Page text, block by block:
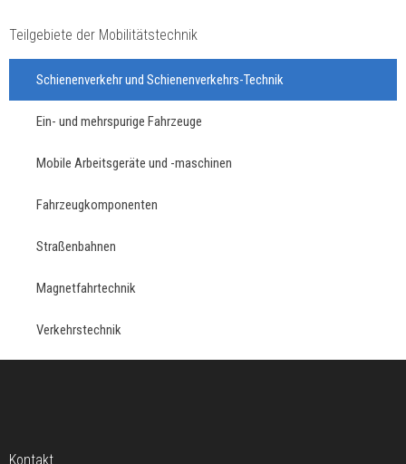
Teilgebiete der Mobilitätstechnik
Schienenverkehr und Schienenverkehrs-Technik
Ein- und mehrspurige Fahrzeuge
Mobile Arbeitsgeräte und -maschinen
Fahrzeugkomponenten
Straßenbahnen
Magnetfahrtechnik
Verkehrstechnik
Kontakt